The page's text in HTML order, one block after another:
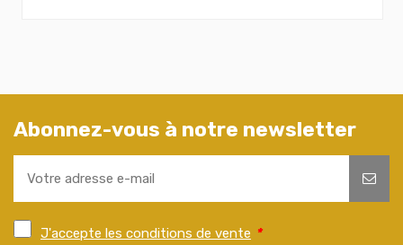
Abonnez-vous à notre newsletter
J'accepte les conditions de vente *